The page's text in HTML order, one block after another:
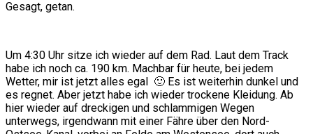
Gesagt, getan.
Um 4:30 Uhr sitze ich wieder auf dem Rad. Laut dem Track
habe ich noch ca. 190 km. Machbar für heute, bei jedem
Wetter, mir ist jetzt alles egal
🙂 Es ist weiterhin dunkel und
es regnet. Aber jetzt habe ich wieder trockene Kleidung. Ab
hier wieder auf dreckigen und schlammigen Wegen
unterwegs, irgendwann mit einer Fähre über den Nord-